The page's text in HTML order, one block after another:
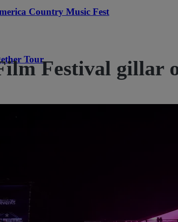
Country Music Fest
TourFestival gillar